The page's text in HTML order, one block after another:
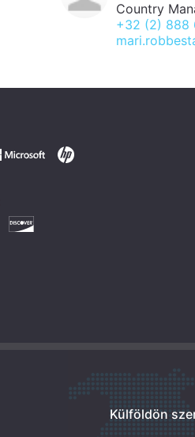
Country
+32 (2) 888
Külföldön